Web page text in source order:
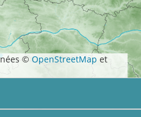
©OpenStreetMap et